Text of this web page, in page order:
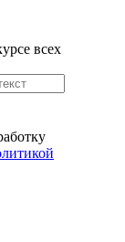
всех